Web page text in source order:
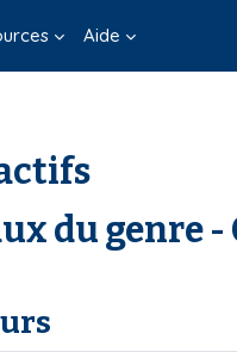
Aide
du genre